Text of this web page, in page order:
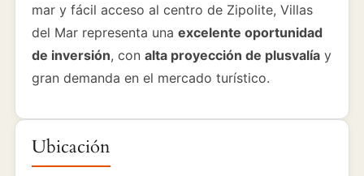
mar y fácil acceso al centro de Zipolite, Villas
del Mar representa una excelente oportunidad
de inversión, con alta proyección de plusvalía y
gran demanda en el mercado turístico.
Ubicación